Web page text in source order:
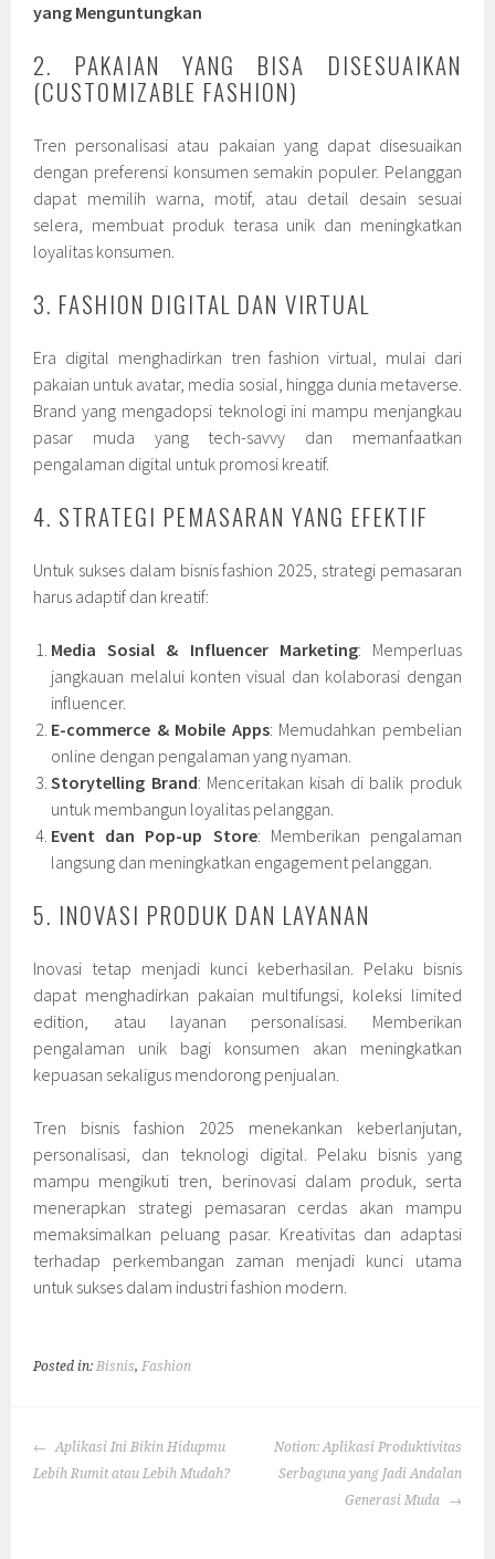
yang Menguntungkan
2. PAKAIAN YANG BISA DISESUAIKAN
(CUSTOMIZABLE FASHION)
Tren personalisasi atau pakaian yang dapat disesuaikan
dengan preferensi konsumen semakin populer. Pelanggan
dapat memilih warna, motif, atau detail desain sesuai
selera, membuat produk terasa unik dan meningkatkan
loyalitas konsumen.
3. FASHION DIGITAL DAN VIRTUAL
Era digital menghadirkan tren fashion virtual, mulai dari
pakaian untuk avatar, media sosial, hingga dunia metaverse.
Brand yang mengadopsi teknologi ini mampu menjangkau
pasar muda yang tech-savvy dan memanfaatkan
pengalaman digital untuk promosi kreatif.
4. STRATEGI PEMASARAN YANG EFEKTIF
Untuk sukses dalam bisnis fashion 2025, strategi pemasaran
harus adaptif dan kreatif:
Media Sosial & Influencer Marketing: Memperluas
jangkauan melalui konten visual dan kolaborasi dengan
influencer.
E-commerce & Mobile Apps: Memudahkan pembelian
online dengan pengalaman yang nyaman.
Storytelling Brand: Menceritakan kisah di balik produk
untuk membangun loyalitas pelanggan.
Event dan Pop-up Store: Memberikan pengalaman
langsung dan meningkatkan engagement pelanggan.
5. INOVASI PRODUK DAN LAYANAN
Inovasi tetap menjadi kunci keberhasilan. Pelaku bisnis
dapat menghadirkan pakaian multifungsi, koleksi limited
edition, atau layanan personalisasi. Memberikan
pengalaman unik bagi konsumen akan meningkatkan
kepuasan sekaligus mendorong penjualan.
Tren bisnis fashion 2025 menekankan keberlanjutan,
personalisasi, dan teknologi digital. Pelaku bisnis yang
mampu mengikuti tren, berinovasi dalam produk, serta
menerapkan strategi pemasaran cerdas akan mampu
memaksimalkan peluang pasar. Kreativitas dan adaptasi
terhadap perkembangan zaman menjadi kunci utama
untuk sukses dalam industri fashion modern.
Posted in:Bisnis,Fashion
POST
NAVIGATION
Aplikasi Ini Bikin Hidupmu
Lebih Rumit atau Lebih Mudah?
Notion: Aplikasi Produktivitas
Serbaguna yang Jadi Andalan
Generasi Muda